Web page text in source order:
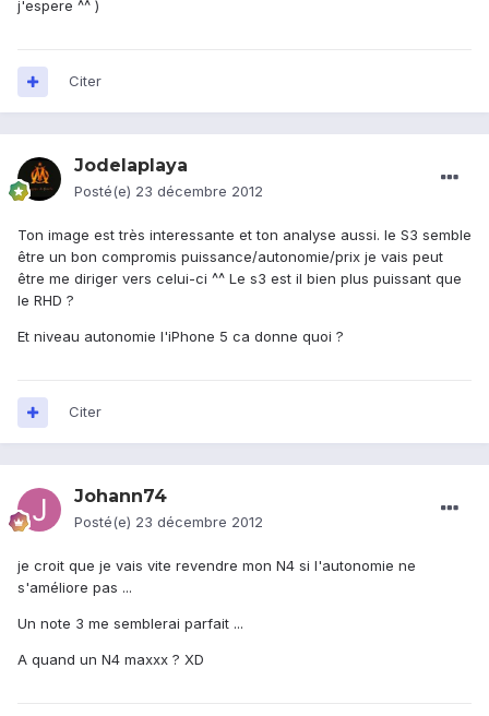
j'espere ^^ )
Citer
Jodelaplaya
Posté(e) 23 décembre 2012
Ton image est très interessante et ton analyse aussi. le S3 semble
être un bon compromis puissance/autonomie/prix je vais peut
être me diriger vers celui-ci ^^ Le s3 est il bien plus puissant que
le RHD ?
Et niveau autonomie l'iPhone 5 ca donne quoi ?
Citer
Johann74
Posté(e) 23 décembre 2012
je croit que je vais vite revendre mon N4 si l'autonomie ne
s'améliore pas ...
Un note 3 me semblerai parfait ...
A quand un N4 maxxx ? XD